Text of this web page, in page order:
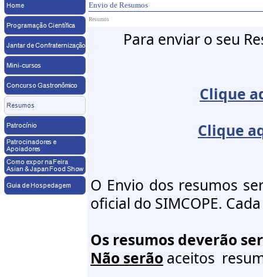
Envio de Resumos
Resumos
Para enviar o seu
Clique
Clique
O Envio dos resumos
oficial do SIMCOPE.
Os resumos deverão
Não serão aceitos